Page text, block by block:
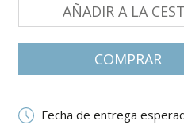
AÑADIR A LA
СOMPRAR
Fecha de entrega